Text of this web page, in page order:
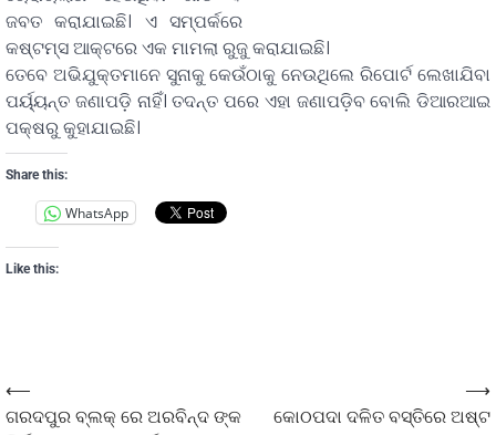
ଜବତ କରାଯାଇଛି। ଏ ସମ୍ପର୍କରେ
କଷ୍ଟମ୍ସ ଆକ୍ଟରେ ଏକ ମାମଲା ରୁଜୁ କରାଯାଇଛି।
ତେବେ ଅଭିଯୁକ୍ତମାନେ ସୁନାକୁ କେଉଁଠାକୁ ନେଉଥିଲେ ରିପୋର୍ଟ ଲେଖାଯିବା
ପର୍ୟ୍ୟନ୍ତ ଜଣାପଡ଼ି ନାହିଁ। ତଦନ୍ତ ପରେ ଏହା ଜଣାପଡ଼ିବ ବୋଲି ଡିଆରଆଇ
ପକ୍ଷରୁ କୁହାଯାଇଛି।
Share this:
WhatsApp
Like this:
⟵
ଗରଦପୁର ବ୍ଲକ୍ ରେ ଅରବିନ୍ଦ ଙ୍କ
କୋଠପଦା ଦଳିତ ବସ୍ତିରେ ଅଷ୍ଟ
⟶